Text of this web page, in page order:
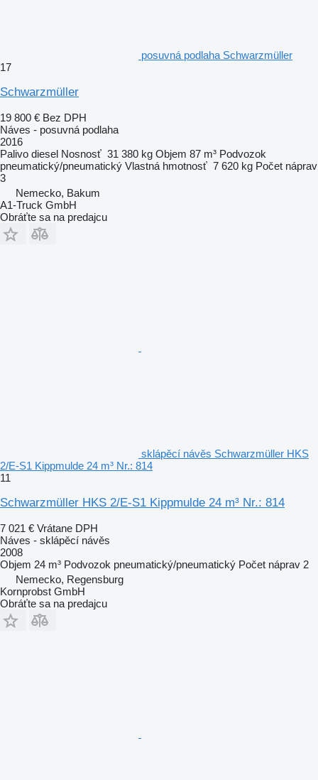
posuvná podlaha Schwarzmüller
17
Schwarzmüller
19 800 € Bez DPH
Náves - posuvná podlaha
2016
Palivo diesel Nosnosť 31 380 kg Objem 87 m³ Podvozok
pneumatický/pneumatický Vlastná hmotnosť 7 620 kg Počet náprav
3
Nemecko, Bakum
A1-Truck GmbH
Obráťte sa na predajcu
sklápěcí návěs Schwarzmüller HKS
2/E-S1 Kippmulde 24 m³ Nr.: 814
11
Schwarzmüller HKS 2/E-S1 Kippmulde 24 m³ Nr.: 814
7 021 € Vrátane DPH
Náves - sklápěcí návěs
2008
Objem 24 m³ Podvozok pneumatický/pneumatický Počet náprav 2
Nemecko, Regensburg
Kornprobst GmbH
Obráťte sa na predajcu